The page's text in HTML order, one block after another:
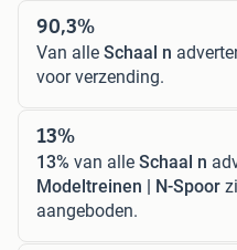
90,3%
Van alle Schaal n
voor verzending.
13%
13% van alle Schaal n
Modeltreinen | N-Spoor
aangeboden.